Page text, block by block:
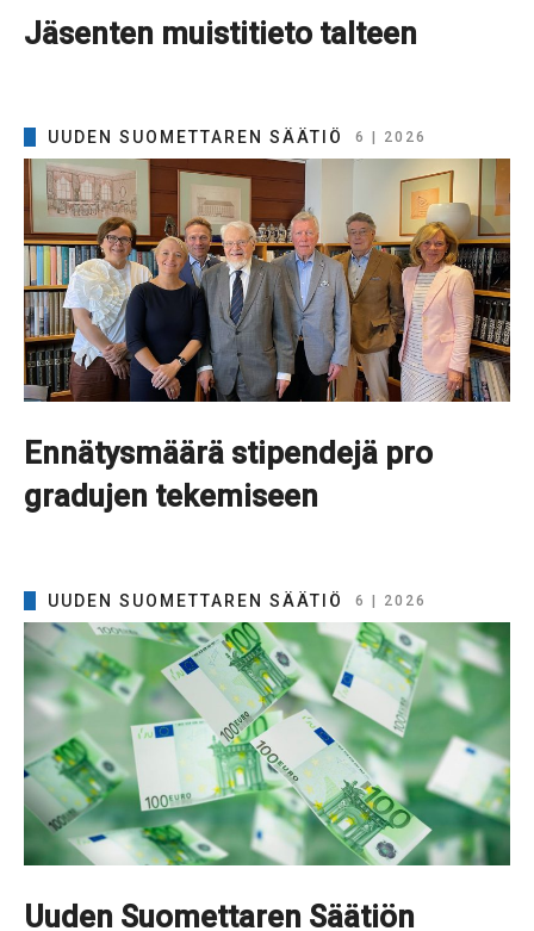
Jäsenten muistitieto talteen
UUDEN SUOMETTAREN SÄÄTIÖ 6 | 2026
Ennätysmäärä stipendejä pro
gradujen tekemiseen
UUDEN SUOMETTAREN SÄÄTIÖ 6 | 2026
Uuden Suomettaren Säätiön